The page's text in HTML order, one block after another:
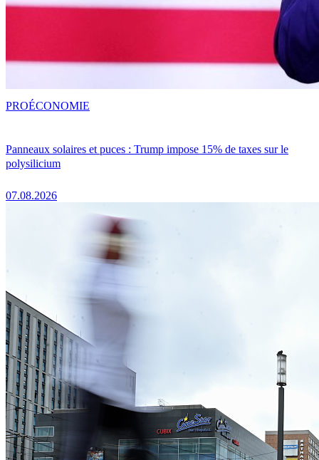
Panneaux solaires et puces : Trump impose 15% de taxes sur le
polysilicium
07.08.2026
PROÉCONOMIE